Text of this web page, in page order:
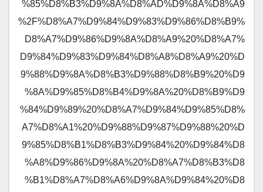
%85%D8%B3%D9%8A%D8%AD%D9%8A%D8%A9
%2F%D8%A7%D9%84%D9%83%D9%86%D8%B9%
D8%A7%D9%86%D9%8A%D8%A9%20%D8%A7%
D9%84%D9%83%D9%84%D8%A8%D8%A9%20%D
9%88%D9%8A%D8%B3%D9%88%D8%B9%20%D9
%8A%D9%85%D8%B4%D9%8A%20%D8%B9%D9
%84%D9%89%20%D8%A7%D9%84%D9%85%D8%
A7%D8%A1%20%D9%88%D9%87%D9%88%20%D
9%85%D8%B1%D8%B3%D9%84%20%D9%84%D8
%A8%D9%86%D9%8A%20%D8%A7%D8%B3%D8
%B1%D8%A7%D8%A6%D9%8A%D9%84%20%D8